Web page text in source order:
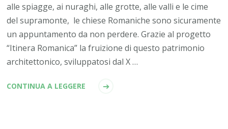
alle spiagge, ai nuraghi, alle grotte, alle valli e le cime
del supramonte, le chiese Romaniche sono sicuramente
un appuntamento da non perdere. Grazie al progetto
“Itinera Romanica” la fruizione di questo patrimonio
architettonico, sviluppatosi dal X …
CONTINUA A LEGGERE